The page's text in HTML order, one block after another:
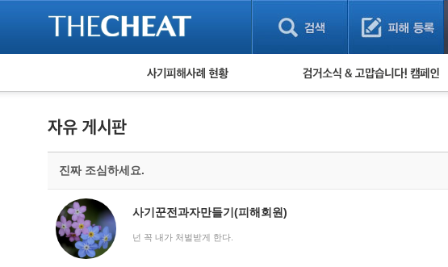
피해사례 현황
유해사이트 목록
비공개 피해사례
워킹홀리데이 피해사례
검거 소식
진짜 조심하세요.
사기꾼전과자만들기(피해회원)
넌 꼭 내가 처벌받게 한다.